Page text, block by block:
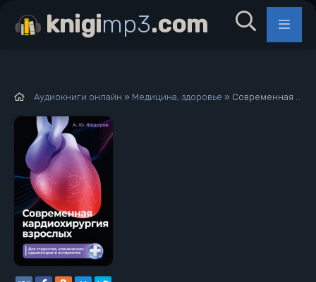
Аудиокниги онлайн » Медицина, здоровье » Современная кардиохирургия взрослых. Для студентов, клинических ординаторов и аспирантов - Алексей Фёдоров
knigimp3.com